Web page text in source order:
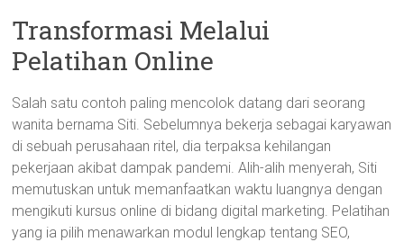
Transformasi Melalui
Pelatihan Online
Salah satu contoh paling mencolok datang dari seorang
wanita bernama Siti. Sebelumnya bekerja sebagai karyawan
di sebuah perusahaan ritel, dia terpaksa kehilangan
pekerjaan akibat dampak pandemi. Alih-alih menyerah, Siti
memutuskan untuk memanfaatkan waktu luangnya dengan
mengikuti kursus online di bidang digital marketing. Pelatihan
yang ia pilih menawarkan modul lengkap tentang SEO,